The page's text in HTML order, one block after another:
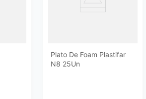
Plato De Foam Plastifar
N8 25Un